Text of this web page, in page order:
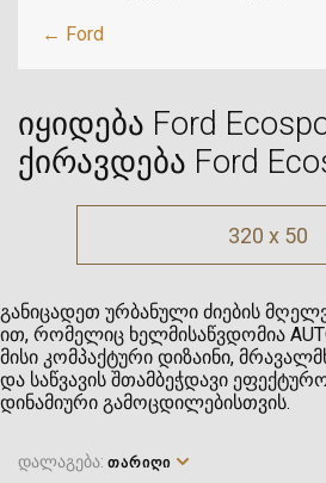
← Ford
იყიდება Ford
ქირავდება Ford
320 x 50
განიცადეთ ურბანული ძიების
ით, რომელიც ხელმისაწვდომია
მისი კომპაქტური დიზაინი,
და საწვავის შთამბეჭდავი
დინამიური გამოცდილებისთვის.
დალაგება: ᲗᲐᲠᲘᲦᲘ